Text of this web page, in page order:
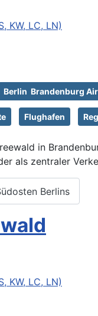
KW, LC, LN)
Berlin Brandenburg
Flughafen
in
als zentraler
Berlins
KW, LC, LN)